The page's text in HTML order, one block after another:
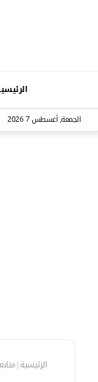
الجمعة, أغسطس 7 2026
الرئيسية|